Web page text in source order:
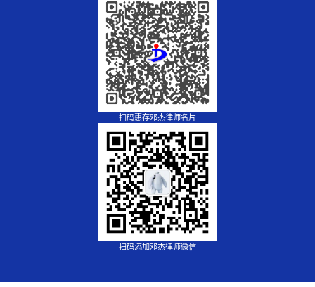
扫码惠存邓杰律师名片
扫码添加邓杰律师微信